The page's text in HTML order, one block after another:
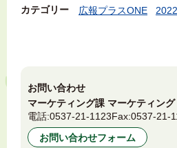
カテゴリー 広報プラスONE
お問い合わせ
マーケティング課 マーケティン
電話:0537-21-1123Fax:0537-21-
お問い合わせフォーム